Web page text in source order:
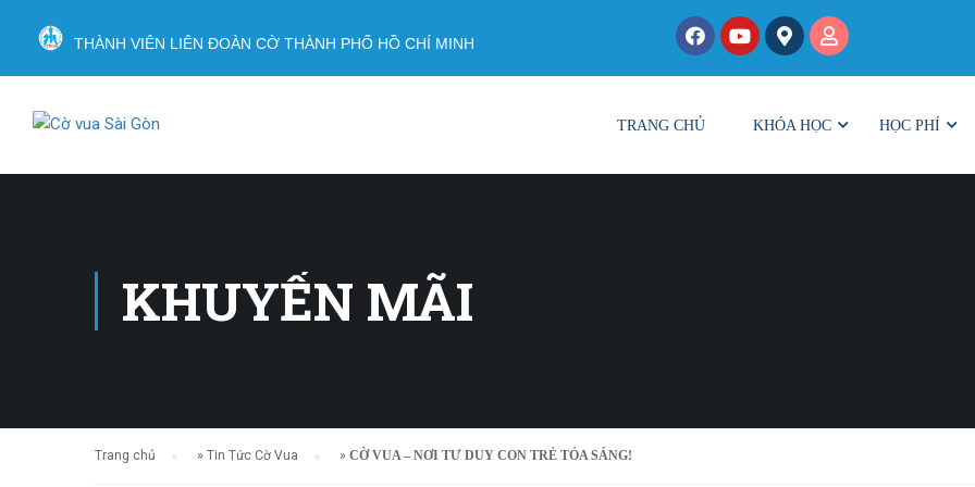
THÀNH VIÊN LIÊN ĐOÀN CỜ THÀNH PHỐ HỒ CHÍ MINH
TRANG CHỦ KHÓA HỌC HỌC PHÍ
KHUYẾN MÃI
Trang chủ » Tin Tức Cờ Vua » CỜ VUA – NƠI TƯ DUY CON TRẺ TỎA SÁNG!